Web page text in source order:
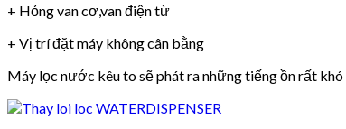
+ Hỏng van cơ,van điện từ
+ Vị trí đặt máy không cân bằng
Máy lọc nước kêu to sẽ phát ra những tiếng ồn rất